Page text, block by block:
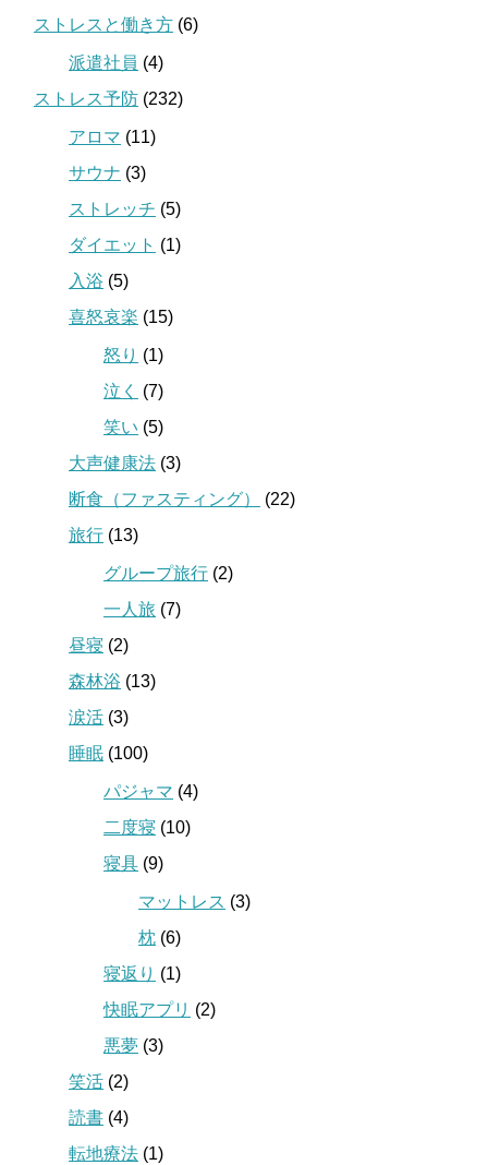
ストレスと働き方 (6)
派遣社員 (4)
ストレス予防 (232)
アロマ (11)
サウナ (3)
ストレッチ (5)
ダイエット (1)
入浴 (5)
喜怒哀楽 (15)
怒り (1)
泣く
(7)
笑い (5)
大声健康法 (3)
断食（ファスティング）
(22)
旅行 (13)
グループ旅行 (2)
一人旅 (7)
昼寝 (2)
森林浴 (13)
涙活 (3)
睡眠 (100)
パジャマ (4)
二度寝 (10)
寝具 (9)
マットレス (3)
枕 (6)
寝返り (1)
快眠アプリ (2)
悪夢 (3)
笑活 (2)
読書 (4)
転地療法 (1)